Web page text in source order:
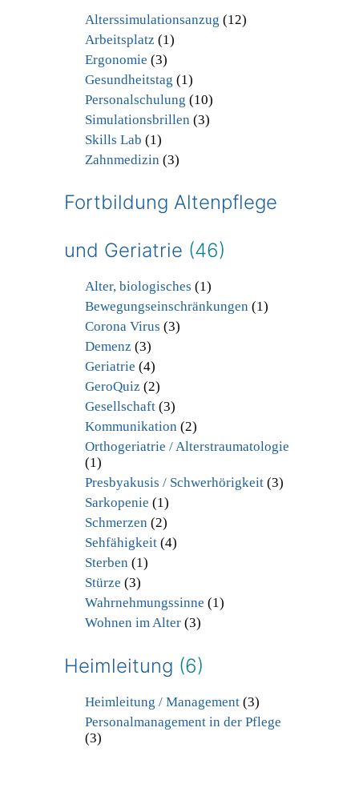
Alterssimulationsanzug (12)
Arbeitsplatz (1)
Ergonomie (3)
Gesundheitstag (1)
Personalschulung (10)
Simulationsbrillen (3)
Skills Lab (1)
Zahnmedizin (3)
Fortbildung Altenpflege
und Geriatrie (46)
Alter, biologisches (1)
Bewegungseinschränkungen (1)
Corona Virus (3)
Demenz (3)
Geriatrie (4)
GeroQuiz (2)
Gesellschaft(3)
Kommunikation (2)
Orthogeriatrie / Alterstraumatologie
(1)
Presbyakusis / Schwerhörigkeit(3)
Sarkopenie (1)
Schmerzen (2)
Sehfähigkeit(4)
Sterben (1)
Stürze (3)
Wahrnehmungssinne (1)
Wohnen im Alter(3)
Heimleitung (6)
Heimleitung / Management(3)
Personalmanagement in der Pflege
(3)